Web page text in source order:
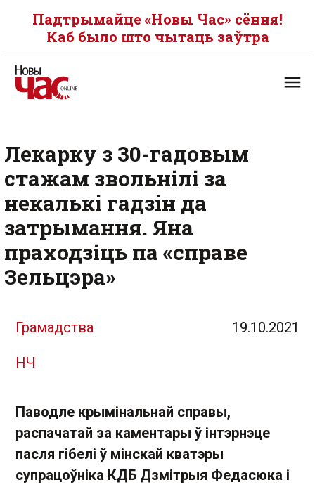
Падтрымайце «Новы Час» сёння!
Каб было што чытаць заўтра
Лекарку з 30-гадовым
стажам звольнілі за
некалькі гадзін да
затрымання. Яна
праходзіць па «справе
Зельцэра»
Грамадства 19.10.2021
НЧ
Паводле крымінальнай справы,
распачатай за каментары ў інтэрнэце
пасля гібелі ў мінскай кватэры
супрацоўніка КДБ Дзмітрыя Федасюка і